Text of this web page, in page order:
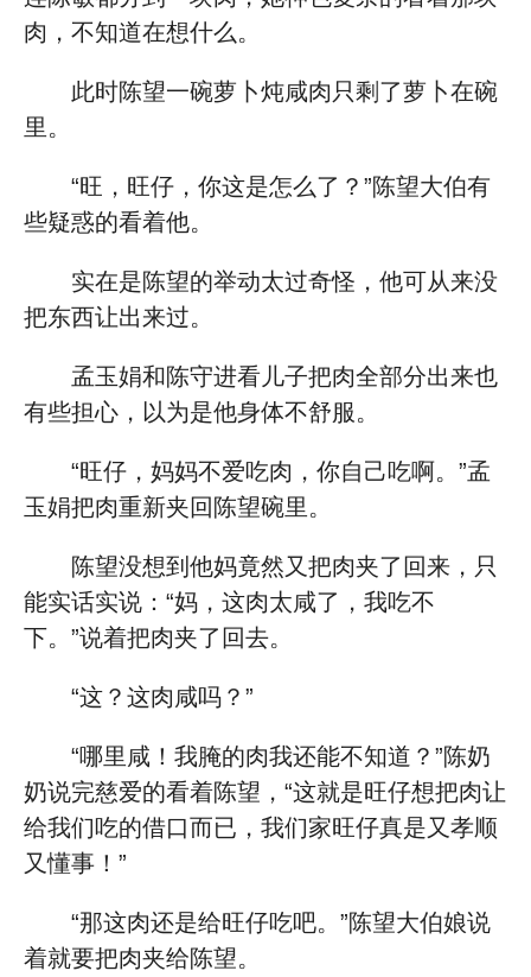
肉，不知道在想什么。
此时陈望一碗萝卜炖咸肉只剩了萝卜在碗
里。
“旺，旺仔，你这是怎么了？”陈望大伯有
些疑惑的看着他。
实在是陈望的举动太过奇怪，他可从来没
把东西让出来过。
孟玉娟和陈守进看儿子把肉全部分出来也
有些担心，以为是他身体不舒服。
“旺仔，妈妈不爱吃肉，你自己吃啊。”孟
玉娟把肉重新夹回陈望碗里。
陈望没想到他妈竟然又把肉夹了回来，只
能实话实说：“妈，这肉太咸了，我吃不
下。”说着把肉夹了回去。
“这？这肉咸吗？”
“哪里咸！我腌的肉我还能不知道？”陈奶
奶说完慈爱的看着陈望，“这就是旺仔想把肉让
给我们吃的借口而已，我们家旺仔真是又孝顺
又懂事！”
“那这肉还是给旺仔吃吧。”陈望大伯娘说
着就要把肉夹给陈望。